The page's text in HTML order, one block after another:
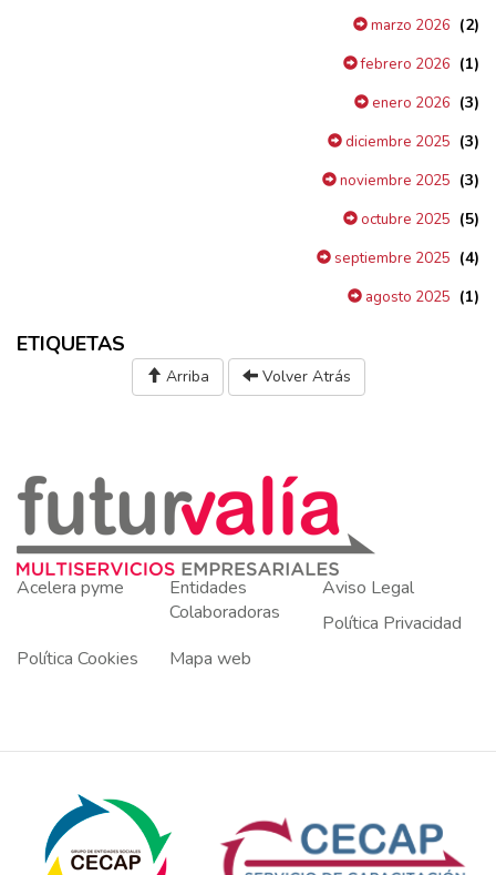
marzo 2026 (2)
febrero 2026 (1)
enero 2026 (3)
diciembre 2025 (3)
noviembre 2025 (3)
octubre 2025 (5)
septiembre 2025 (4)
agosto 2025 (1)
ETIQUETAS
Arriba Volver Atrás
Acelera pyme
Entidades
Colaboradoras
Aviso Legal
Política Privacidad
Política Cookies
Mapa web